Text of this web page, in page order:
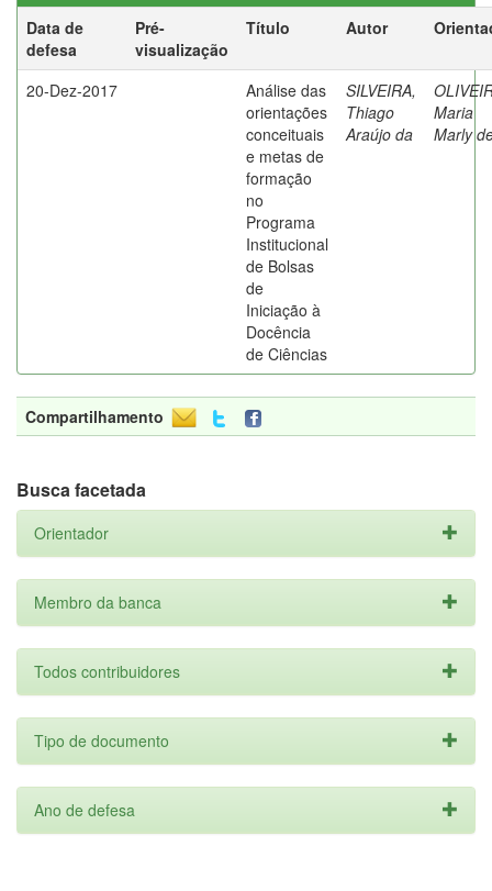
Data de
defesa
Pré-
visualização
Título Autor
20-Dez-2017
Análise das
orientações
conceituais
e metas de
formação
no
Programa
Institucional
de Bolsas
de
Iniciação à
Docência
de Ciências
SILVEIRA,
Thiago
Araújo da
Maria
Marly
Compartilhamento
Busca facetada
Orientador
Membro da banca
Todos contribuidores
Tipo de documento
Ano de defesa